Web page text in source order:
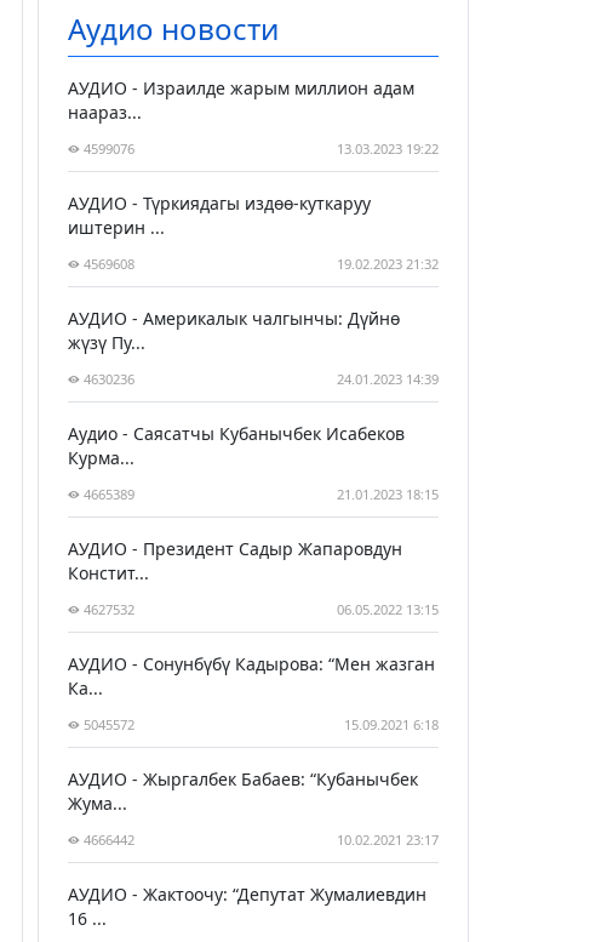
Аудио новости
АУДИО - Израилде жарым миллион адам
наараз...
4599076 13.03.2023 19:22
АУДИО - Түркиядагы издөө-куткаруу
иштерин ...
4569608 19.02.2023 21:32
АУДИО - Америкалык чалгынчы: Дүйнө
жүзү Пу...
4630236 24.01.2023 14:39
Аудио - Саясатчы Кубанычбек Исабеков
Курма...
4665389 21.01.2023 18:15
АУДИО - Президент Садыр Жапаровдун
Констит...
4627532 06.05.2022 13:15
АУДИО - Сонунбүбү Кадырова: “Мен жазган
Ка...
5045572 15.09.2021 6:18
АУДИО - Жыргалбек Бабаев: “Кубанычбек
Жума...
4666442 10.02.2021 23:17
АУДИО - Жактоочу: “Депутат Жумалиевдин
16 ...